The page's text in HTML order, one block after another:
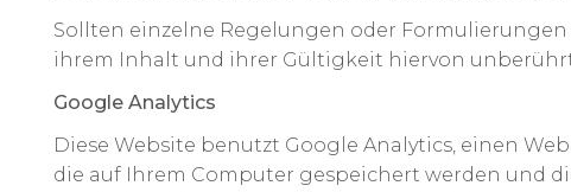
Sollten einzelne Regelungen oder
ihrem Inhalt und ihrer Gültigkeit hiervon
Google Analytics
Diese Website benutzt Google Analytics, einen
die auf Ihrem Computer gespeichert werden und